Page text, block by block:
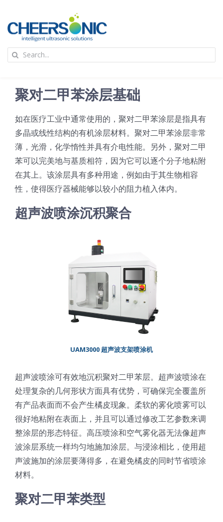
content
应用
超声波设备
技术及原理
半导体技术科普
超声波喷涂原理
喷涂的影响因素
超声波喷雾成型系统
流量
Search
聚对二甲苯涂层基础
如在医疗工业中通常使用的，聚对二甲苯涂层是指具有
多晶或线性结构的有机涂层材料。聚对二甲苯涂层非常
薄，光滑，化学惰性并​​具有介电性能。另外，聚对二甲
苯可以完美地与基质相符，因为它可以逐个分子地粘附
在其上。该涂层具有多种用途，例如由于其生物相容
性，使得医疗器械能够以较小的阻力植入体内。
超声波喷涂沉积聚合
UAM3000 超声波支架喷涂机
超声波喷涂可有效地沉积聚对二甲苯层。超声波喷涂在
处理复杂的几何形状方面具有优势，可确保完全覆盖所
有产品表面而不会产生橘皮现象。柔软的雾化喷雾可以
很好地粘附在表面上，并且可以通过修改工艺参数来调
整涂层的形态特征。高压喷涂和空气雾化器无法像超声
波涂层系统一样均匀地施加涂层。与浸涂相比，使用超
声波施加的涂层要薄得多，在避免橘皮的同时节省喷涂
材料。
聚对二甲苯类型